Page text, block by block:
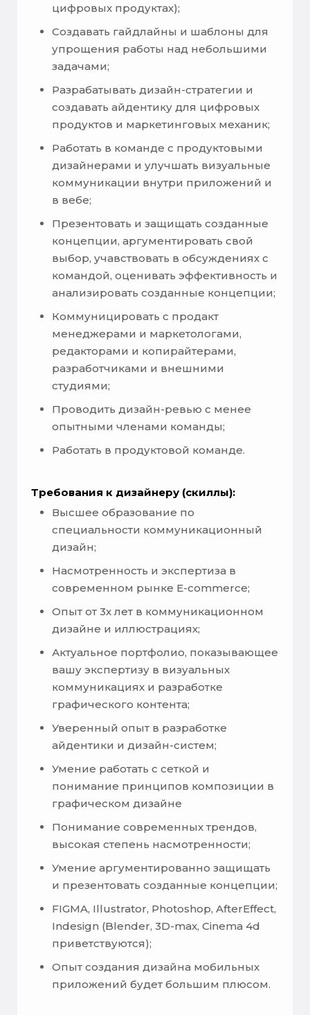
цифровых продуктах);
Создавать гайдлайны и шаблоны для
упрощения работы над небольшими
задачами;
Разрабатывать дизайн-стратегии и
создавать айдентику для цифровых
продуктов и маркетинговых механик;
Работать в команде с продуктовыми
дизайнерами и улучшать визуальные
коммуникации внутри приложений и
в вебе;
Презентовать и защищать созданные
концепции, аргументировать свой
выбор, учавствовать в обсуждениях с
командой, оценивать эффективность и
анализировать cозданные концепции;
Коммуницировать с продакт
менеджерами и маркетологами,
редакторами и копирайтерами,
разработчиками и внешними
студиями;
Проводить дизайн-ревью с менее
опытными членами команды;
Работать в продуктовой команде.
Требования к дизайнеру (скиллы):
Высшее образование по
специальности коммуникационный
дизайн;
Насмотренность и экспертиза в
современном рынке E-commerce;
Опыт от 3х лет в коммуникационном
дизайне и иллюстрациях;
Актуальное портфолио, показывающее
вашу экспертизу в визуальных
коммуникациях и разработке
графического контента;
Уверенный опыт в разработке
айдентики и дизайн-систем;
Умение работать с сеткой и
понимание принципов композиции в
графическом дизайне
Понимание современных трендов,
высокая степень насмотренности;
Умение аргументированно защищать
и презентовать cозданные концепции;
FIGMA, Illustrator, Photoshop, AfterEffect,
Indesign (Blender, 3D-max, Cinema 4d
приветствуются);
Опыт создания дизайна мобильных
приложений будет большим плюсом.